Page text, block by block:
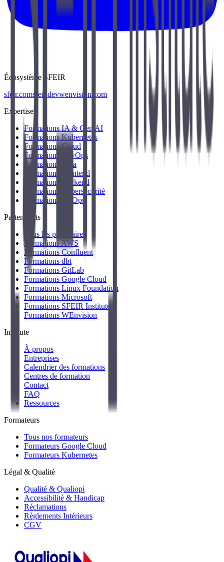
Écosystème SFEIR
sfeir.comsfeir.devwenvision.com
Expertises
Formations IA & Gen AI
Formations Kubernetes
Formations Cloud
Formations DevOps
Formations Data
Formations Frontend
Formations Backend
Formations Cybersécurité
Formations FinOps
Partenariats
Tous les partenaires
Formations AWS
Formations Confluent
Formations dbt
Formations GitLab
Formations Google Cloud
Formations Linux Foundation
Formations Microsoft
Formations SFEIR Institute
Formations WEnvision
Institute
À propos
Entreprises
Calendrier des formations
Centres de formation
Contact
FAQ
Ressources
Formateurs
Tous nos formateurs
Formateurs Google Cloud
Formateurs Kubernetes
Légal & Qualité
Qualité & Qualiopi
Accessibilité & Handicap
Réclamations
Règlements Intérieurs
CGV